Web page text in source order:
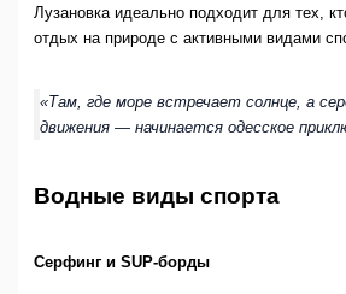
Лузановка идеально подходит для тех,
отдых на природе с активными видами
«Там, где море встречает солнце, а
движения — начинается одесское
Водные виды спорта
Серфинг и SUP-борды